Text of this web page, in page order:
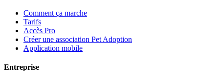
Comment ça marche
Tarifs
Accès Pro
Créer une association Pet Adoption
Application mobile
Entreprise